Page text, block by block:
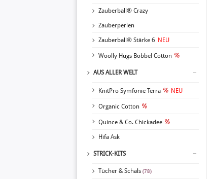
Zauberball® Crazy
Zauberperlen
Zauberball® Stärke 6 NEU
Woolly Hugs Bobbel Cotton
AUS ALLER WELT
KnitPro Symfonie Terra NEU
Organic Cotton
Quince & Co. Chickadee
Hifa Ask
STRICK-KITS
Tücher & Schals (78)